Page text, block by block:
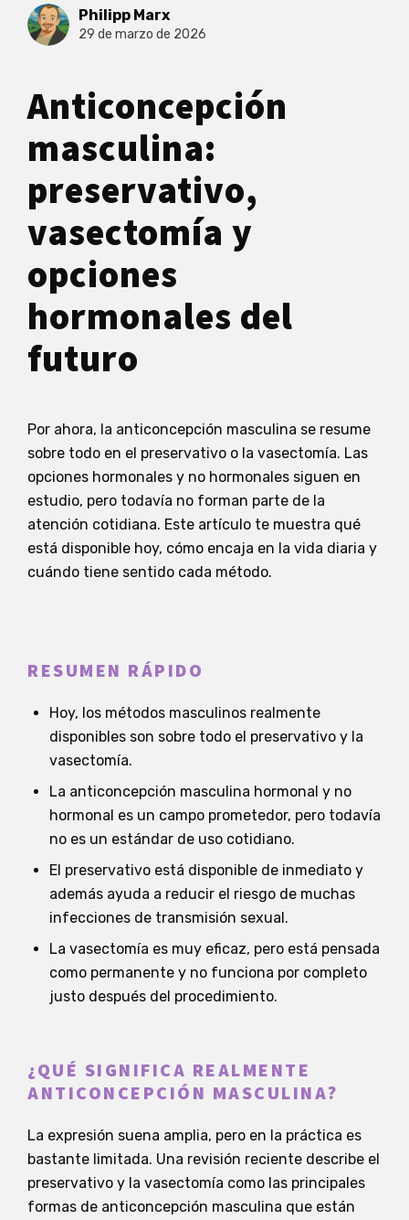
Philipp Marx
29 de marzo de 2026
Anticoncepción
masculina:
preservativo,
vasectomía y
opciones
hormonales del
futuro
Por ahora, la anticoncepción masculina se resume
sobre todo en el preservativo o la vasectomía. Las
opciones hormonales y no hormonales siguen en
estudio, pero todavía no forman parte de la
atención cotidiana. Este artículo te muestra qué
está disponible hoy, cómo encaja en la vida diaria y
cuándo tiene sentido cada método.
RESUMEN RÁPIDO
Hoy, los métodos masculinos realmente
disponibles son sobre todo el preservativo y la
vasectomía.
La anticoncepción masculina hormonal y no
hormonal es un campo prometedor, pero todavía
no es un estándar de uso cotidiano.
El preservativo está disponible de inmediato y
además ayuda a reducir el riesgo de muchas
infecciones de transmisión sexual.
La vasectomía es muy eficaz, pero está pensada
como permanente y no funciona por completo
justo después del procedimiento.
¿QUÉ SIGNIFICA REALMENTE
ANTICONCEPCIÓN MASCULINA?
La expresión suena amplia, pero en la práctica es
bastante limitada. Una revisión reciente describe el
preservativo y la vasectomía como las principales
formas de anticoncepción masculina que están